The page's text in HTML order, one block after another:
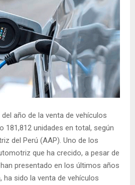
año de la venta de vehículos
181,812 unidades en total, según
del Perú (AAP). Uno de los
que ha crecido, a pesar de
presentado en los últimos años
ha sido la venta de vehículos